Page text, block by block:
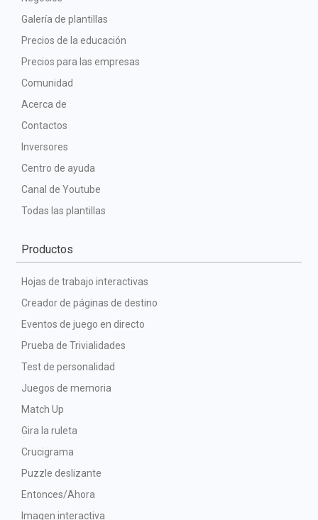
Galería de plantillas
Precios de la educación
Precios para las empresas
Comunidad
Acerca de
Contactos
Inversores
Centro de ayuda
Canal de Youtube
Todas las plantillas
Productos
Hojas de trabajo interactivas
Creador de páginas de destino
Eventos de juego en directo
Prueba de Trivialidades
Test de personalidad
Juegos de memoria
Match Up
Gira la ruleta
Crucigrama
Puzzle deslizante
Entonces/Ahora
Imagen interactiva